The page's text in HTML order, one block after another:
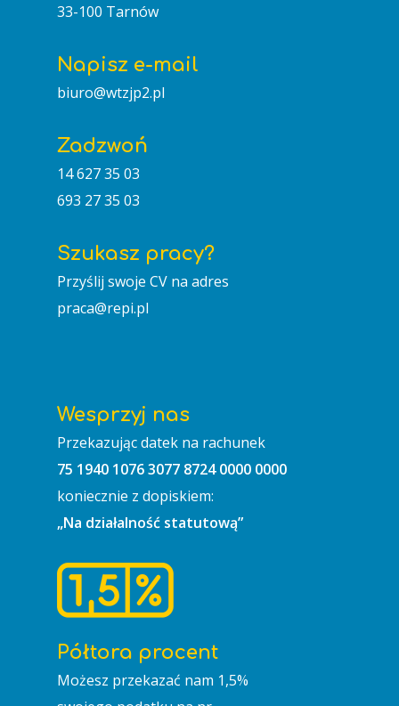
33-100 Tarnów
Napisz e-mail
biuro@wtzjp2.pl
Zadzwoń
14 627 35 03
693 27 35 03
Szukasz pracy?
Przyślij swoje CV na adres
praca@repi.pl
Wesprzyj nas
Przekazując datek na rachunek
75 1940 1076 3077 8724 0000 0000
koniecznie z dopiskiem:
„Na działalność statutową”
Półtora procent
Możesz przekazać nam 1,5%